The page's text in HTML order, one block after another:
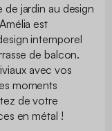
de jardin au design
est
intemporel
de balcon.
avec vos
moments
de votre
en métal !